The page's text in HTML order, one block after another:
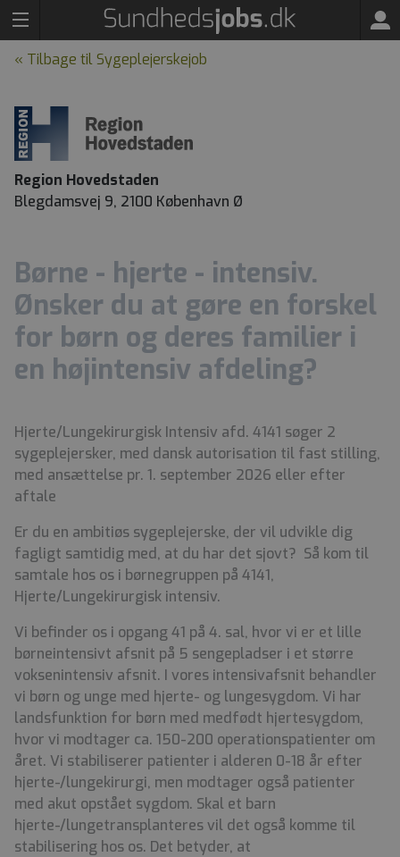
« Tilbage til Sygeplejerskejob
Region Hovedstaden
Blegdamsvej 9, 2100 København Ø
Børne - hjerte - intensiv.
Ønsker du at gøre en forskel
for børn og deres familier i
en højintensiv afdeling?
Hjerte/Lungekirurgisk Intensiv afd. 4141 søger 2
sygeplejersker, med dansk autorisation til fast stilling,
med ansættelse pr. 1. september 2026 eller efter
aftale
Er du en ambitiøs sygeplejerske, der vil udvikle dig
fagligt samtidig med, at du har det sjovt? Så kom til
samtale hos os i børnegruppen på 4141,
Hjerte/Lungekirurgisk intensiv.
Vi befinder os i opgang 41 på 4. sal, hvor vi er et lille
børneintensivt afsnit på 5 sengepladser i et større
voksenintensiv afsnit. I vores intensivafsnit behandler
vi børn og unge med hjerte- og lungesygdom. Vi har
landsfunktion for børn med medfødt hjertesygdom,
hvor vi modtager ca. 150-200 operationspatienter om
året. Vi stabiliserer patienter i alderen 0-18 år efter
hjerte-/lungekirurgi, men modtager også patienter
med akut opstået sygdom. Skal et barn
hjerte-/lungetransplanteres vil det også komme til
stabilisering hos os. Det betyder, at